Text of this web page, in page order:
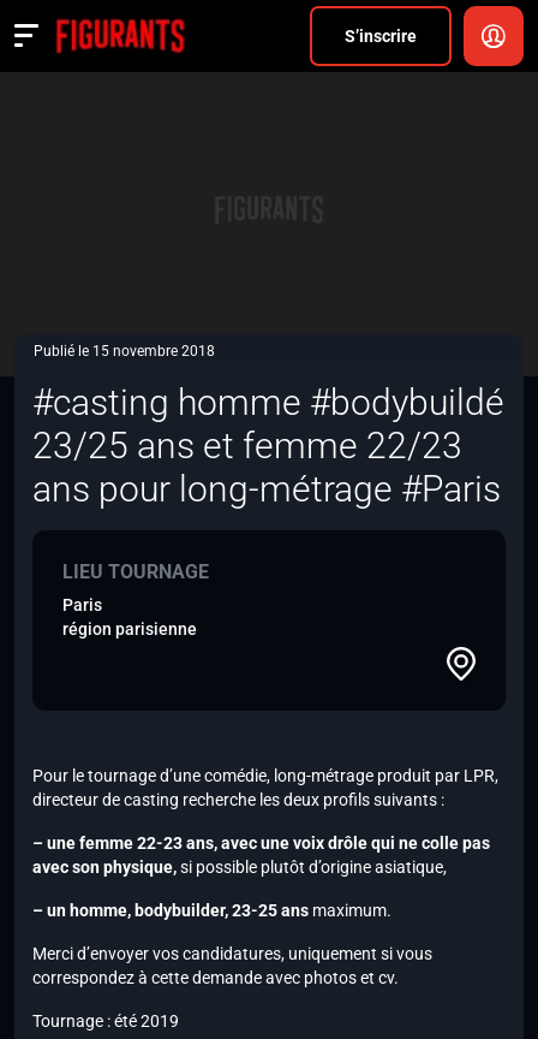
S’inscrire
Actualités
Publié le 15 novembre 2018
#casting homme #bodybuildé
23/25 ans et femme 22/23
ans pour long-métrage #Paris
LIEU TOURNAGE
Paris
région parisienne
Pour le tournage d’une comédie, long-métrage produit par LPR,
directeur de casting recherche les deux profils suivants :
– une femme 22-23 ans, avec une voix drôle qui ne colle pas
avec son physique,si possible plutôt d’origine asiatique,
– un homme, bodybuilder, 23-25 ans maximum.
Merci d’envoyer vos candidatures, uniquement si vous
correspondez à cette demande avec photos et cv.
Tournage : été 2019